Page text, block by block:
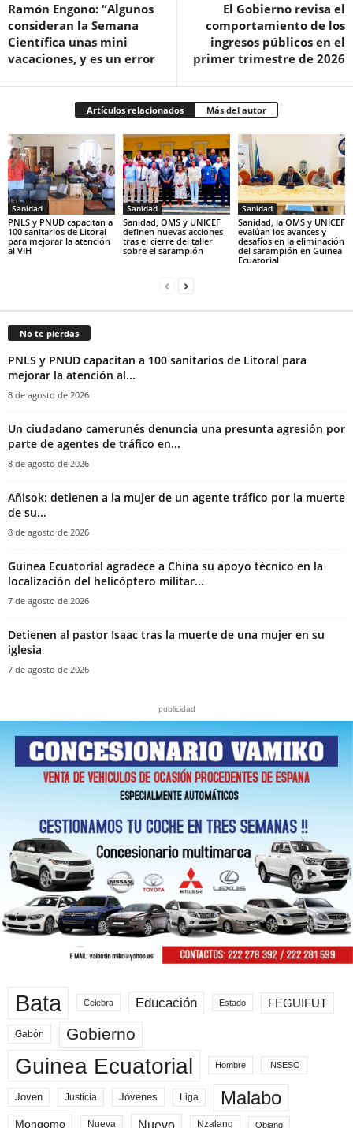
Ramón Engono: “Algunos
consideran la Semana
Científica unas mini
vacaciones, y es un error
El Gobierno revisa el
comportamiento de los
ingresos públicos en el
primer trimestre de 2026
Artículos relacionados Más del autor
Sanidad
PNLS y PNUD capacitan a
100 sanitarios de Litoral
para mejorar la atención
al VIH
Sanidad
Sanidad, OMS y UNICEF
definen nuevas acciones
tras el cierre del taller
sobre el sarampión
Sanidad
Sanidad, la OMS y UNICEF
evalúan los avances y
desafíos en la eliminación
del sarampión en Guinea
Ecuatorial
No te pierdas
PNLS y PNUD capacitan a 100 sanitarios de Litoral para
mejorar la atención al...
8 de agosto de 2026
‎Un ciudadano camerunés denuncia una presunta agresión por
parte de agentes de tráfico en...
8 de agosto de 2026
Añisok: detienen a la mujer de un agente tráfico por la muerte
de su...
8 de agosto de 2026
Guinea Ecuatorial agradece a China su apoyo técnico en la
localización del helicóptero militar...
7 de agosto de 2026
‎Detienen al pastor Isaac tras la muerte de una mujer en su
iglesia‎
7 de agosto de 2026
publicidad
Bata Celebra Educación Estado FEGUIFUT
Gabón Gobierno
Guinea Ecuatorial Hombre INSESO
Joven Justicia Jóvenes Liga Malabo
Mongomo Nueva Nuevo Nzalang Obiang